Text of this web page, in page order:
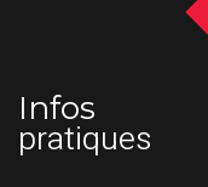
Infos
pratiques